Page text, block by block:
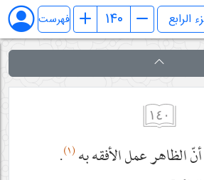
(رسائل) فهرست
١٤٠
الظاهر عمل الأفقه به(١) .